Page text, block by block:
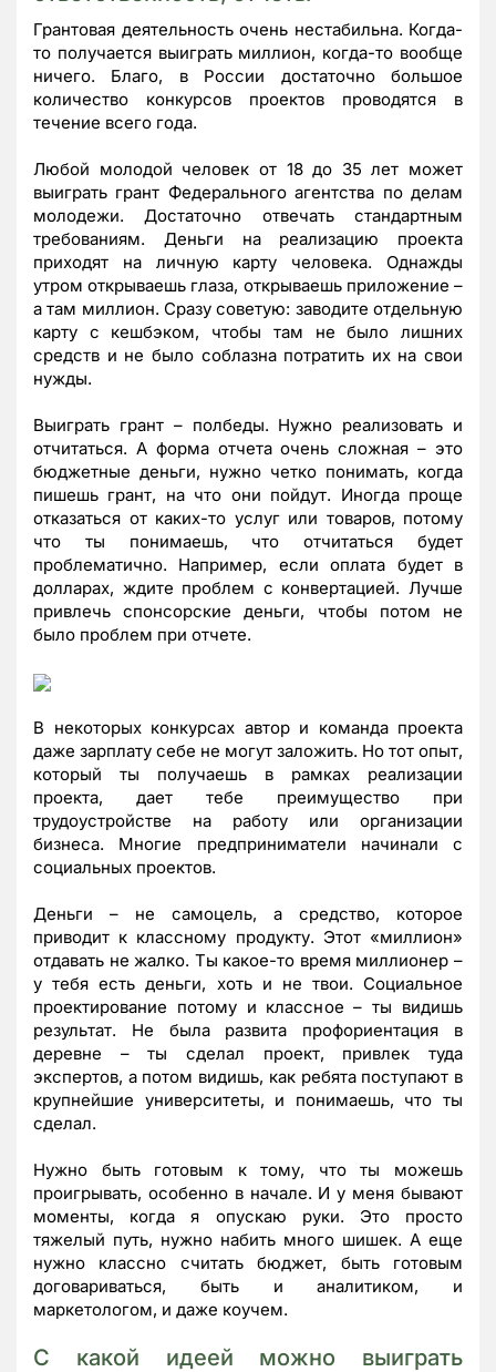
Грантовая деятельность очень нестабильна. Когда-
то получается выиграть миллион, когда-то вообще
ничего. Благо, в России достаточно большое
количество конкурсов проектов проводятся в
течение всего года.
Любой молодой человек от 18 до 35 лет может
выиграть грант Федерального агентства по делам
молодежи. Достаточно отвечать стандартным
требованиям. Деньги на реализацию проекта
приходят на личную карту человека. Однажды
утром открываешь глаза, открываешь приложение –
а там миллион. Сразу советую: заводите отдельную
карту с кешбэком, чтобы там не было лишних
средств и не было соблазна потратить их на свои
нужды.
Выиграть грант – полбеды. Нужно реализовать и
отчитаться. А форма отчета очень сложная – это
бюджетные деньги, нужно четко понимать, когда
пишешь грант, на что они пойдут. Иногда проще
отказаться от каких-то услуг или товаров, потому
что ты понимаешь, что отчитаться будет
проблематично. Например, если оплата будет в
долларах, ждите проблем с конвертацией. Лучше
привлечь спонсорские деньги, чтобы потом не
было проблем при отчете.
В некоторых конкурсах автор и команда проекта
даже зарплату себе не могут заложить. Но тот опыт,
который ты получаешь в рамках реализации
проекта, дает тебе преимущество при
трудоустройстве на работу или организации
бизнеса. Многие предприниматели начинали с
социальных проектов.
Деньги – не самоцель, а средство, которое
приводит к классному продукту. Этот «миллион»
отдавать не жалко. Ты какое-то время миллионер –
у тебя есть деньги, хоть и не твои. Социальное
проектирование потому и классное – ты видишь
результат. Не была развита профориентация в
деревне – ты сделал проект, привлек туда
экспертов, а потом видишь, как ребята поступают в
крупнейшие университеты, и понимаешь, что ты
сделал.
Нужно быть готовым к тому, что ты можешь
проигрывать, особенно в начале. И у меня бывают
моменты, когда я опускаю руки. Это просто
тяжелый путь, нужно набить много шишек. А еще
нужно классно считать бюджет, быть готовым
договариваться, быть и аналитиком, и
маркетологом, и даже коучем.
С какой идеей можно выиграть